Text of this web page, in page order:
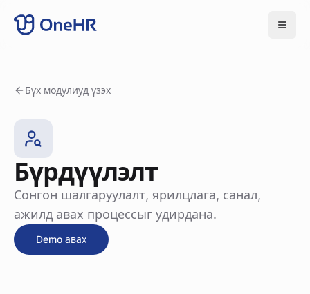
Бүх модулиуд үзэх
Бүрдүүлэлт
Сонгон шалгаруулалт, ярилцлага, санал,
ажилд авах процессыг удирдана.
Demo авах